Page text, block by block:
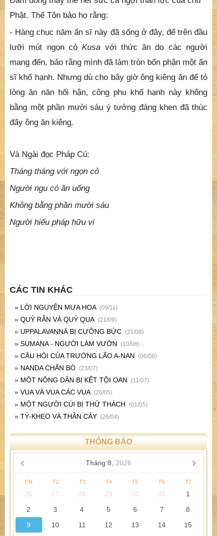
Phật. Thế Tôn bảo họ rằng:
- Hàng chục năm ẩn sĩ này đã sống ở đây, để trên đầu
lưỡi mút ngọn cỏKusa với thức ăn do các người
mang đến, bảo rằng mình đã làm tròn bổn phận một ẩn
sĩ khổ hạnh. Nhưng dù cho bây giờ ông kiêng ăn để tỏ
lòng ăn năn hối hận, công phu khổ hạnh này không
bằng một phần mười sáu ý tưởng đáng khen đã thúc
đẩy ông ăn kiêng.
Và Ngài đọc Pháp Cú:
Tháng tháng với ngọn cỏ
Người ngu có ăn uống
Không bằng phần mười sáu
Người hiểu pháp hữu vi
CÁC TIN KHÁC
» LỜI NGUYỆN MƯA HOA (09/11)
» QUỶ RẮN VÀ QUỶ QUẠ (21/09)
» UPPALAVAṆṆĀ BỊ CƯỠNG BỨC (21/08)
» SUMANA - NGƯỜI LÀM VƯỜN (10/08)
» CÂU HỎI CỦA TRƯỞNG LÃO A-NAN (06/08)
» NANDA CHĂN BÒ (23/07)
» MỘT NÔNG DÂN BỊ KẾT TỘI OAN (11/07)
» VUA VÀ VUA CÁC VUA (26/05)
» MỘT NGƯỜI CÙI BỊ THỬ THÁCH (01/05)
» TỶ-KHEO VÀ THẦN CÂY (26/04)
THÔNG BÁO
Tháng 8, 2026
CN T2 T3 T4 T5 T6 T7
26 27 28 29 30 31
1
2
3 4 5 6 7
8
9
10 11 12 13 14
15